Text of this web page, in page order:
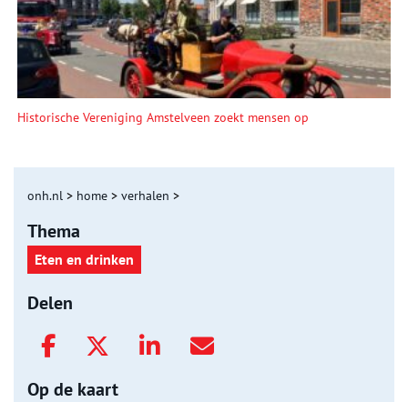
Historische Vereniging Amstelveen zoekt mensen op
onh.nl > home > verhalen >
Thema
Eten en drinken
Delen
Op de kaart